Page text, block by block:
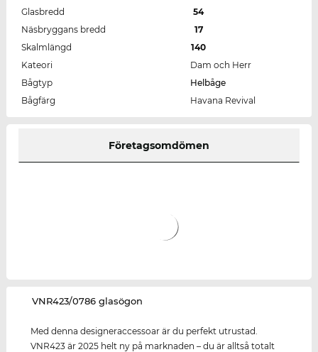
Glasbredd
54
Näsbryggans bredd
17
Skalmlängd
140
Kateori
Dam och Herr
Bågtyp
Helbåge
Bågfärg
Havana Revival
Företagsomdömen
‌VNR423/0786 glasögon
Med denna designeraccessoar är du perfekt utrustad.
VNR423 är 2025 helt ny på marknaden – du är alltså totalt